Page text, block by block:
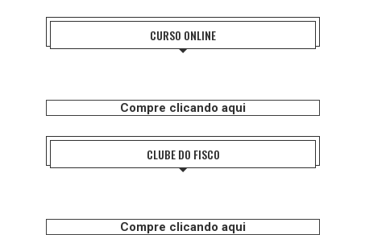
CURSO ONLINE
Compre clicando aqui
CLUBE DO FISCO
Compre clicando aqui